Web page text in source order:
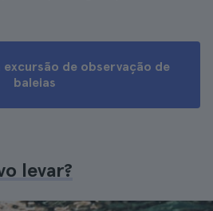
de observação de
baleias
levar?